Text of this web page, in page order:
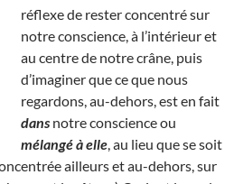
réflexe de rester concentré sur
notre conscience, à l’intérieur et
au centre de notre crâne, puis
d’imaginer que ce que nous
regardons, au-dehors, est en fait
dans notre conscience ou
mélangé à elle , au lieu que se soit
ailleurs et au-dehors, sur